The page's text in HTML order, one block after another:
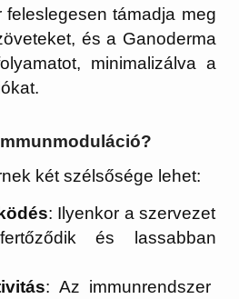
feleslegesen támadja meg
és a Ganoderma
minimalizálva a
két szélsősége lehet:
: Ilyenkor a szervezet
és lassabban
: Az immunrendszer